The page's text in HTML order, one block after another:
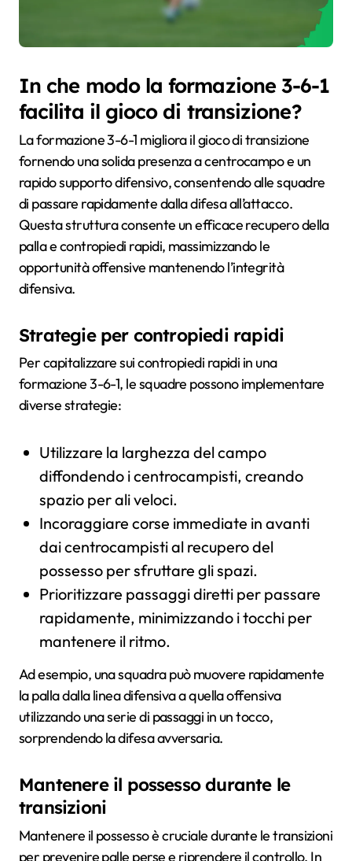
In che modo la formazione 3-6-1
facilita il gioco di transizione?
La formazione 3-6-1 migliora il gioco di transizione
fornendo una solida presenza a centrocampo e un
rapido supporto difensivo, consentendo alle squadre
di passare rapidamente dalla difesa all’attacco.
Questa struttura consente un efficace recupero della
palla e contropiedi rapidi, massimizzando le
opportunità offensive mantenendo l’integrità
difensiva.
Strategie per contropiedi rapidi
Per capitalizzare sui contropiedi rapidi in una
formazione 3-6-1, le squadre possono implementare
diverse strategie:
Utilizzare la larghezza del campo
diffondendo i centrocampisti, creando
spazio per ali veloci.
Incoraggiare corse immediate in avanti
dai centrocampisti al recupero del
possesso per sfruttare gli spazi.
Prioritizzare passaggi diretti per passare
rapidamente, minimizzando i tocchi per
mantenere il ritmo.
Ad esempio, una squadra può muovere rapidamente
la palla dalla linea difensiva a quella offensiva
utilizzando una serie di passaggi in un tocco,
sorprendendo la difesa avversaria.
Mantenere il possesso durante le
transizioni
Mantenere il possesso è cruciale durante le transizioni
per prevenire palle perse e riprendere il controllo. In